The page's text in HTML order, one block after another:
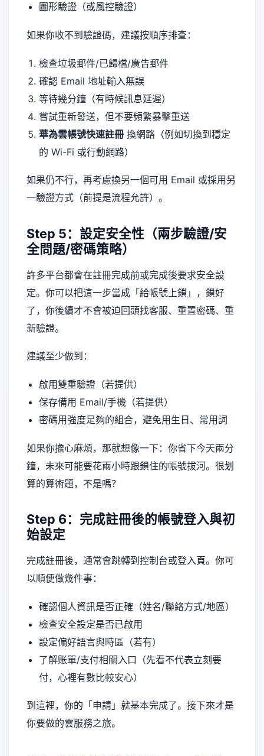
圖形驗證（或風控驗證）
如果你收不到驗證碼，建議按順序排查：
檢查垃圾郵件/已歸檔/廣告郵件
確認 Email 地址輸入無誤
等待幾分鐘（有時候訊息延遲）
嘗試重新發送，但不要頻繁暴擊重送
華為雲帳號快速註冊換網路（例如切換到穩定
的 Wi-Fi 或行動網路）
如果仍不行，再考慮換另一個可用 Email 或採用另
一驗證方式（前提是流程允許）。
Step 5：設定安全性（兩步驗證/安
全問題/密碼策略）
許多平台都會在註冊完成前或完成後要求安全設
定。你可以把這一步當成「給帳號上鎖」，鎖好
了，你後續才不會被迫回頭找客服、重置密碼、重
新驗證。
建議至少做到：
啟用雙重驗證（若提供）
保存備用 Email/手機（若提供）
密碼用強度足夠的組合，避免用生日、常用詞
如果你擔心麻煩，那就想像一下：你省下今天兩分
鐘，未來可能要花兩小時跟鎖住的帳號拔河。很划
算的算術題，不是嗎？
Step 6：完成註冊後的帳號登入與初
始設定
完成註冊後，通常會跳轉到控制台或登入頁。你可
以順便做幾件事：
確認個人資訊是否正確（姓名/聯絡方式/地區）
檢查安全設定是否已啟用
設定偏好語言與時區（若有）
了解账單/支付相關入口（先看不代表立刻要
付，心裡有數比較安心）
到這裡，你的「申請」就基本完成了。接下來才是
你要做的雲服務之旅。